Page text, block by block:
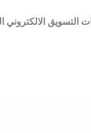
الالكتروني